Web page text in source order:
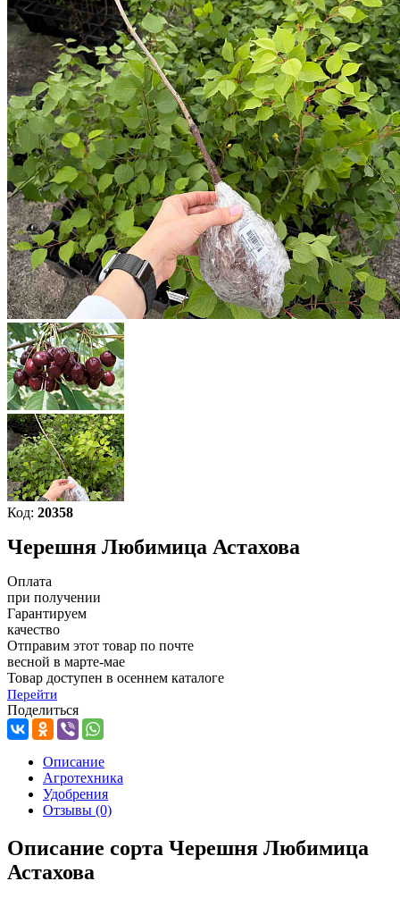
Код: 20358
Черешня Любимица Астахова
Оплата
при получении
Гарантируем
качество
Отправим этот товар по почте
весной в марте-мае
Товар доступен в осеннем каталоге
Перейти
Поделиться
Описание
Агротехника
Удобрения
Отзывы (0)
Описание сорта Черешня Любимица
Астахова